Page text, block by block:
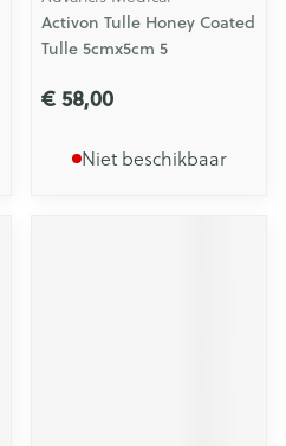
Activon Tulle Honey Coated
Tulle 5cmx5cm 5
€ 58,00
Niet beschikbaar